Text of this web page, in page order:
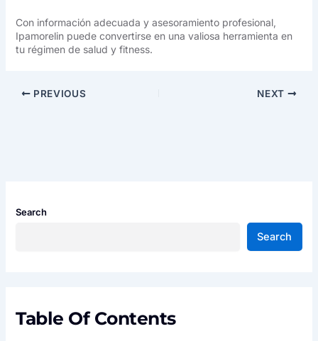
Con información adecuada y asesoramiento profesional,
Ipamorelin puede convertirse en una valiosa herramienta en
tu régimen de salud y fitness.
PREVIOUS NEXT
Search
Search
Table Of Contents